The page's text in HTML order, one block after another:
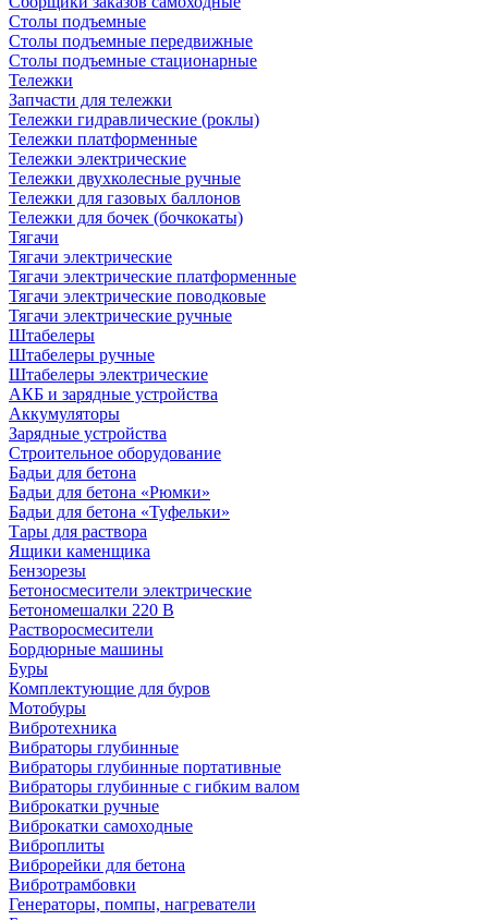
Столы подъемные
Столы подъемные передвижные
Столы подъемные стационарные
Тележки
Запчасти для тележки
Тележки гидравлические (роклы)
Тележки платформенные
Тележки электрические
Тележки двухколесные ручные
Тележки для газовых баллонов
Тележки для бочек (бочкокаты)
Тягачи
Тягачи электрические
Тягачи электрические платформенные
Тягачи электрические поводковые
Тягачи электрические ручные
Штабелеры
Штабелеры ручные
Штабелеры электрические
АКБ и зарядные устройства
Аккумуляторы
Зарядные устройства
Строительное оборудование
Бадьи для бетона
Бадьи для бетона «Рюмки»
Бадьи для бетона «Туфельки»
Тары для раствора
Ящики каменщика
Бензорезы
Бетоносмесители электрические
Бетономешалки 220 В
Растворосмесители
Бордюрные машины
Буры
Комплектующие для буров
Мотобуры
Вибротехника
Вибраторы глубинные
Вибраторы глубинные портативные
Вибраторы глубинные с гибким валом
Виброкатки ручные
Виброкатки самоходные
Виброплиты
Виброрейки для бетона
Вибротрамбовки
Генераторы, помпы, нагреватели